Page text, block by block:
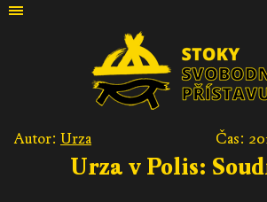
Autor: Urza Čas:
Urza v Polis: